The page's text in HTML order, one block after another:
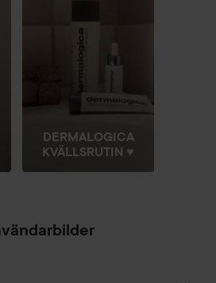
DERMALOGICA
KVÄLLSRUTIN ♥️